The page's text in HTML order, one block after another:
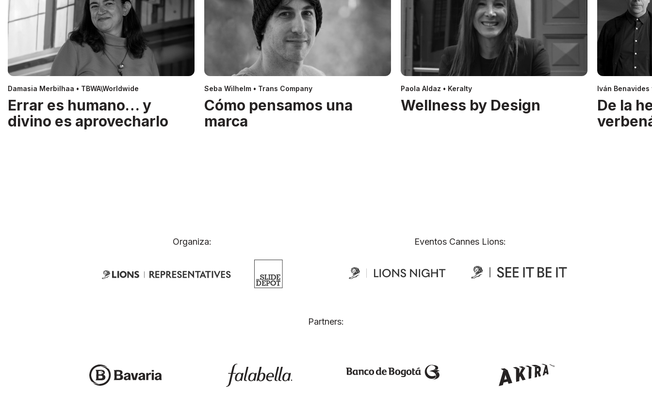
Damasia Merbilhaa • TBWA\Worldwide
Errar es humano… y
divino es aprovecharlo
Seba Wilhelm • Trans Company
Cómo pensamos una
marca
Paola Aldaz • Keralty
Wellness by Design
Iván
De la
Organiza: Eventos Cannes Lions:
Partners: